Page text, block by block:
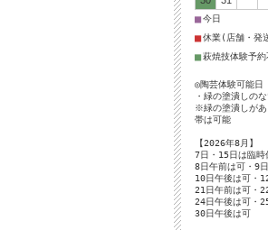
■今日
■休業(店舗・発
■萩焼技体験予約
◎陶芸体験可能日
・緑の塗潰しのな
※緑の塗潰しがあ
帯は可能
【2026年8月】
7日・15日は臨時
8日午前は可・9
10日午後は可・
21日午前は可・
24日午後は可・
30日午後は可